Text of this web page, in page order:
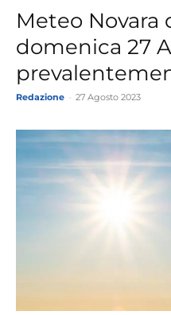
Meteo Novara
domenica 27
Redazione 27 Agosto 2023